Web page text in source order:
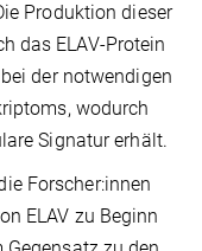
Produktion dieser
das ELAV-Protein
der notwendigen
wodurch
Signatur erhält.
Forscher:innen
ELAV zu Beginn